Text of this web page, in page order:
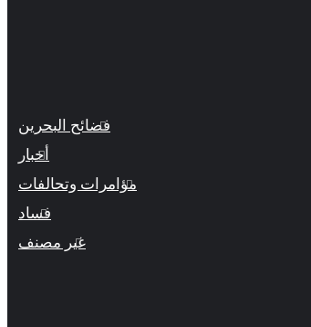
فضائح البحرين
أخبار
مؤامرات وتحالفات
فساد
غير مصنف